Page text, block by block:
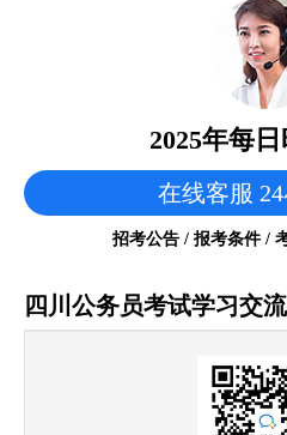
2025年每
在线客服
招考公告 / 报考条件 /
四川公务员考试学习交